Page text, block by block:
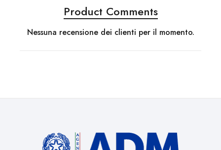
Product Comments
Nessuna recensione dei clienti per il momento.